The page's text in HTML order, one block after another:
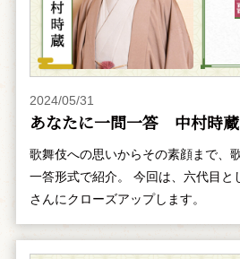
2024/05/31
あなたに一問一答 中村時蔵
歌舞伎への思いからその素顔まで、
一答形式で紹介。 今回は、六代目と
さんにクローズアップします。